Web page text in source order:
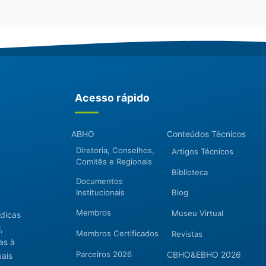
à
Acesso rápido
ABHO
Diretoria, Conselhos,
Comitês e Regionais
Documentos
Institucionais
Membros
Membros Certificados
Parceiros 2026
Conteúdos Técnicos
Artigos Técnicos
Biblioteca
Blog
Museu Virtual
Revistas
CBHO&EBHO 2026